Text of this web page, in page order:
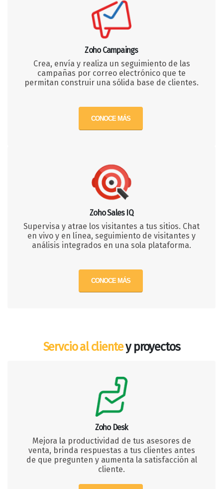
Zoho Campaings
Crea, envía y realiza un seguimiento de las
campañas por correo electrónico que te
permitan construir una sólida base de clientes.
CONOCE MÁS
Zoho Sales IQ
Supervisa y atrae los visitantes a tus sitios. Chat
en vivo y en línea, seguimiento de visitantes y
análisis integrados en una sola plataforma.
CONOCE MÁS
Servcio al clientey proyectos
Zoho Desk
Mejora la productividad de tus asesores de
venta, brinda respuestas a tus clientes antes
de que pregunten y aumenta la satisfacción al
cliente.